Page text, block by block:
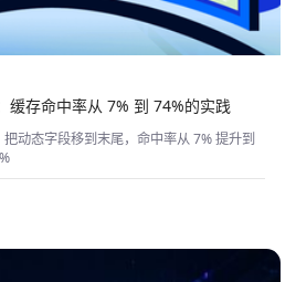
缓存命中率从 7% 到 74%的实践
动态字段移到末尾，命中率从 7% 提升到